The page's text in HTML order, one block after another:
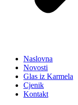
Naslovna
Novosti
Glas iz Karmela
Cjenik
Kontakt